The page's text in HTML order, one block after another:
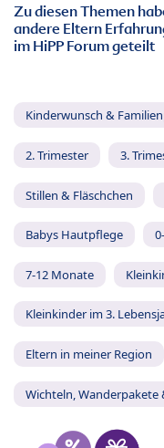
Zu diesen Themen
andere Eltern
im HiPP Forum geteilt
Kinderwunsch &
2. Trimester 3.
Stillen & Fläschchen
Babys Hautpflege
7-12 Monate
Kleinkinder im 3.
Eltern in meiner Region
Wichteln, Wanderpakete